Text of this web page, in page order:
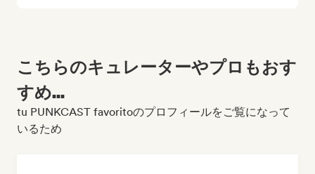
こちらのキュレーターやプロもおす
すめ...
tu PUNKCAST favoritoのプロフィールをご覧になって
いるため